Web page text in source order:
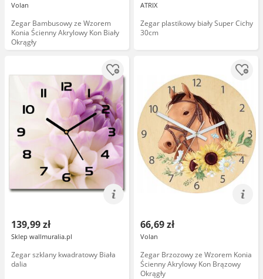
Volan
Zegar Bambusowy ze Wzorem
Konia Ścienny Akrylowy Kon Biały
Okrągły
ATRIX
Zegar plastikowy biały Super Cichy
30cm
139,99 zł
Sklep wallmuralia.pl
Zegar szklany kwadratowy Biała
dalia
66,69 zł
Volan
Zegar Brzozowy ze Wzorem Konia
Ścienny Akrylowy Kon Brązowy
Okrągły